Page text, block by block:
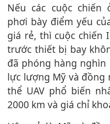
Nếu các cuộc chiến ở Iraq và Afghanistan
phơi bày điểm yếu
giá rẻ, thì cuộc chiến
trước thiết bị bay
đã phóng hàng nghìn
lực lượng Mỹ và đồng
thể UAV phổ biến
2000 km và giá chỉ